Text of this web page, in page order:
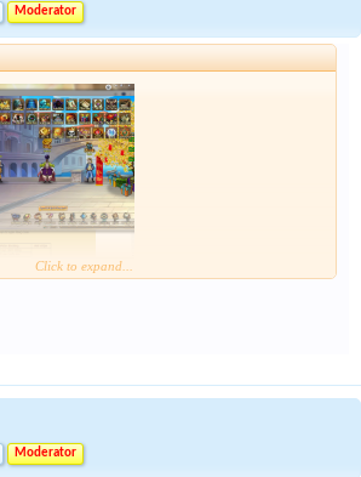
Moderator
Click to expand...
Moderator